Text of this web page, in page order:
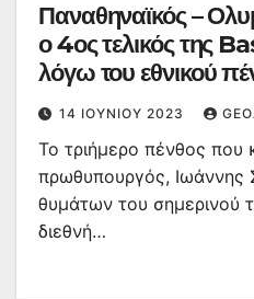
Παναθηναϊκός –
ο 4ος τελικός της
λόγω του εθνικού
14 ΙΟΥΝΊΟΥ 2023
Το τριήμερο πένθος που
πρωθυπουργός, Ιωάννης
θυμάτων του σημερινού
διεθνή…